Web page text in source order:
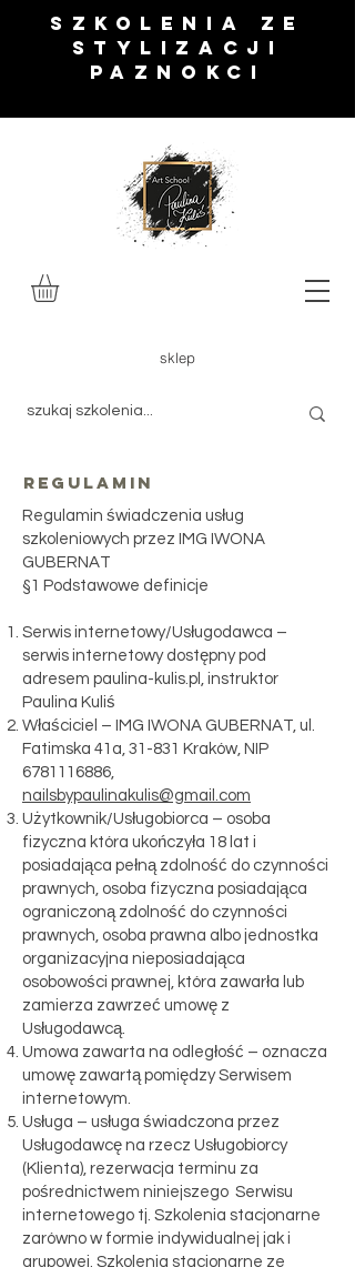
SZKOLENIA ze
stylizacji
paznokci
sklep
regulamin
Regulamin świadczenia usług
szkoleniowych przez IMG IWONA
GUBERNAT
§1 Podstawowe definicje
Serwis internetowy/Usługodawca –
serwis internetowy dostępny pod
adresem paulina-kulis.pl, instruktor
Paulina Kuliś
Właściciel – IMG IWONA GUBERNAT, ul.
Fatimska 41a, 31-831 Kraków, NIP
6781116886
nailsbypaulinakulis@gmail.com
Użytkownik/Usługobiorca – osoba
fizyczna która ukończyła 18 lat i
posiadająca pełną zdolność do czynności
prawnych, osoba fizyczna posiadająca
ograniczoną zdolność do czynności
prawnych, osoba prawna albo jednostka
organizacyjna nieposiadająca
osobowości prawnej, która zawarła lub
zamierza zawrzeć umowę z
Usługodawcą.
Umowa zawarta na odległość – oznacza
umowę zawartą pomiędzy Serwisem
internetowym.
Usługa – usługa świadczona przez
Usługodawcę na rzecz Usługobiorcy
(Klienta), rezerwacja terminu za
pośrednictwem niniejszego Serwisu
internetowego tj. Szkolenia stacjonarne
zarówno w formie indywidualnej jak i
grupowej. Szkolenia stacjonarne ze